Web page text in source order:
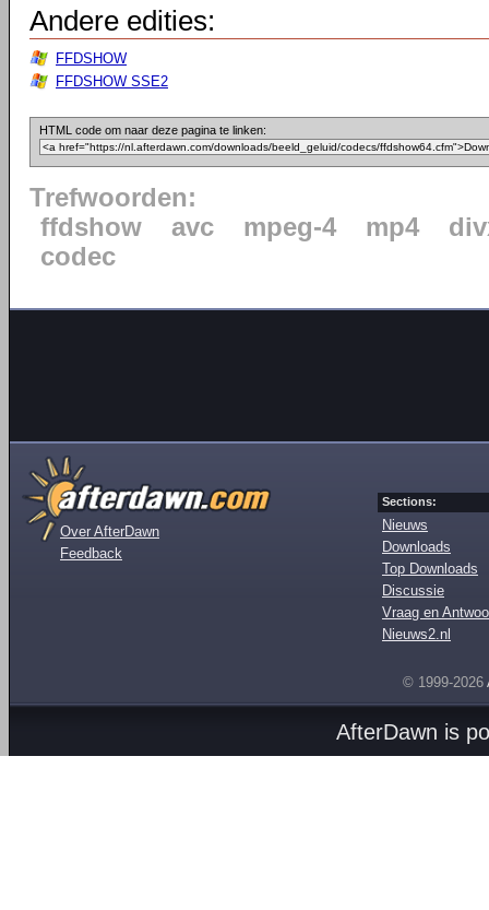
Andere edities:
FFDSHOW
FFDSHOW SSE2
HTML code om naar deze pagina te linken:
Trefwoorden:
ffdshow
avc mpeg-4 mp4
codec
Over AfterDawn
Feedback
Sections:
Nieuws
Downloads
Top Downloads
Discussie
Vraag en
Nieuws2.nl
© 1999-2026
AfterDawn is